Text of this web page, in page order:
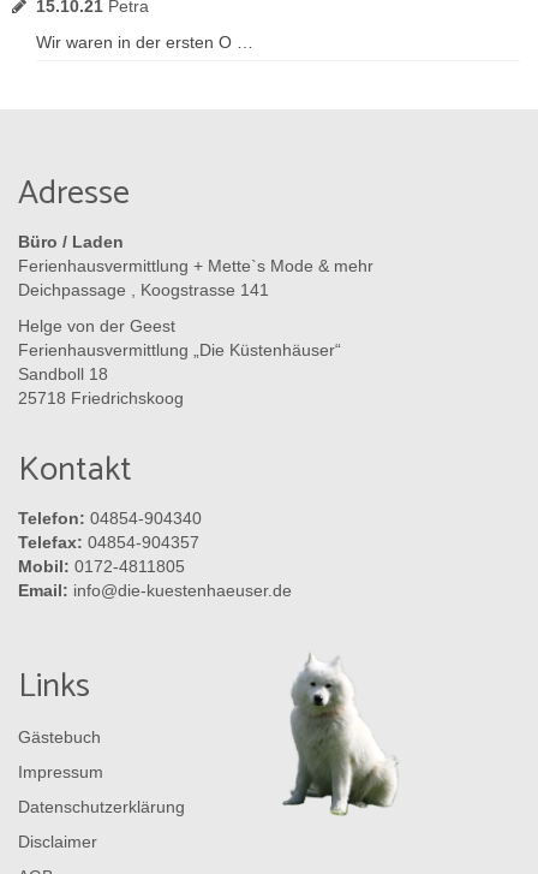
15.10.21 Petra
Wir waren in der ersten O …
Adresse
Büro / Laden
Ferienhausvermittlung + Mette`s Mode & mehr
Deichpassage , Koogstrasse 141
Helge von der Geest
Ferienhausvermittlung „Die Küstenhäuser“
Sandboll 18
25718 Friedrichskoog
Kontakt
Telefon: 04854-904340
Telefax: 04854-904357
Mobil: 0172-4811805
Email: info@die-kuestenhaeuser.de
Links
Gästebuch
Impressum
Datenschutzerklärung
Disclaimer